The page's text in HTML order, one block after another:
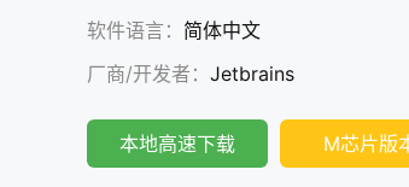
软件语言： 简体中文
厂商/开发者： Jetbrains
本地高速下载 M芯片版